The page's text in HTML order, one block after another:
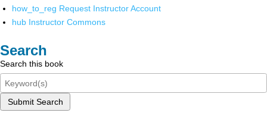
how_to_reg Request Instructor Account
hub Instructor Commons
Search
Search this book
Submit Search